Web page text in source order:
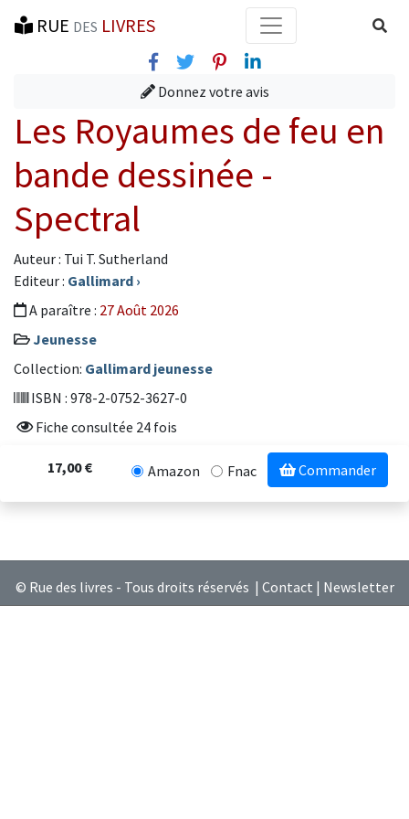
RUE DES LIVRES
FacebookTwitterPinterest
Linkedin
Donnez votre avis
Les Royaumes de feu en
bande dessinée -
Spectral
Auteur : Tui T. Sutherland
Editeur : Gallimard ›
A paraître : 27 Août 2026
Jeunesse
Collection: Gallimard jeunesse
ISBN : 978-2-0752-3627-0
Fiche consultée 24 fois
17,00 € Amazon Fnac Commander
© Rue des livres - Tous droits réservés | Contact | Newsletter